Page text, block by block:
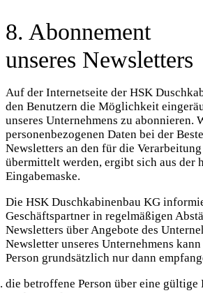
8. Abonnement
unseres Newsletters
Auf der Internetseite der HSK
den Benutzern die Möglichkeit
unseres Unternehmens zu abonnieren.
personenbezogenen Daten bei der
Newsletters an den für die
übermittelt werden, ergibt sich aus der
Eingabemaske.
Die HSK Duschkabinenbau KG
Geschäftspartner in regelmäßigen
Newsletters über Angebote des
Newsletter unseres Unternehmens
Person grundsätzlich nur dann
die betroffene Person über eine gültige